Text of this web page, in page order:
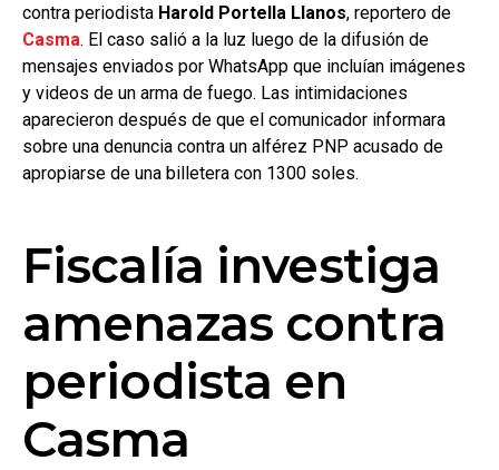
contra periodista Harold Portella Llanos, reportero de
Casma. El caso salió a la luz luego de la difusión de
mensajes enviados por WhatsApp que incluían imágenes
y videos de un arma de fuego. Las intimidaciones
aparecieron después de que el comunicador informara
sobre una denuncia contra un alférez PNP acusado de
apropiarse de una billetera con 1300 soles.
Fiscalía investiga
amenazas contra
periodista en
Casma